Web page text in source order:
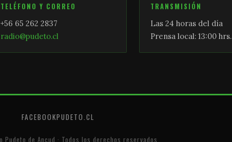
TELÉFONO Y CORREO
+56 65 262 2837
radio@pudeto.cl
TRANSMISIÓN
Las 24 horas del día
Prensa local: 13:00 hrs.
FACEBOOKPUDETO.CL
de Ancud · Todos los derechos reservados